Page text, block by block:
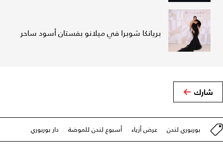
بريانكا شوبرا في ميلانو بفستان أسود ساحر
شارك
بوربوري لندن عرض أزياء أسبوع لندن للموضة دار بوربوري